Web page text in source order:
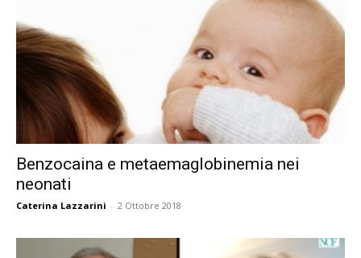
Benzocaina e metaemaglobinemia nei
neonati
Caterina Lazzarini - 2 Ottobre 2018